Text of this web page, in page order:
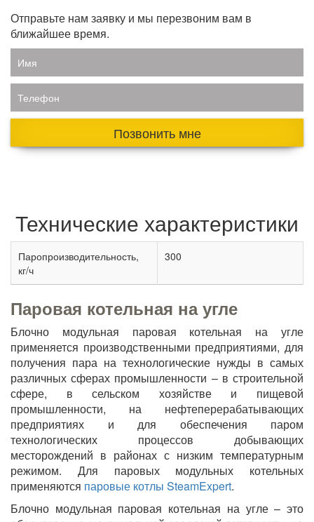
Отправьте нам заявку и мы перезвоним вам в
ближайшее время.
Имя
Телефон
Позвонить мне
Технические характеристики
Паропроизводительность,
кг/ч
300
Паровая котельная на угле
Блочно модульная паровая котельная на угле
применяется производственными предприятиями, для
получения пара на технологические нужды в самых
различных сферах промышленности – в строительной
сфере, в сельском хозяйстве и пищевой
промышленности, на нефтеперерабатывающих
предприятиях и для обеспечения паром
технологических процессов добывающих
месторождений в районах с низким температурным
режимом. Для паровых модульных котельных
применяются паровые котлы SteamExpert.
Блочно модульная паровая котельная на угле – это